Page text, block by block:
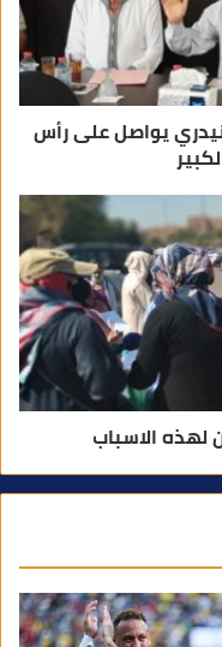
يواصل على رأس
الاسباب